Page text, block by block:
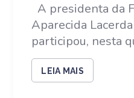
A presidenta da
Aparecida
participou, nesta
LEIA MAIS